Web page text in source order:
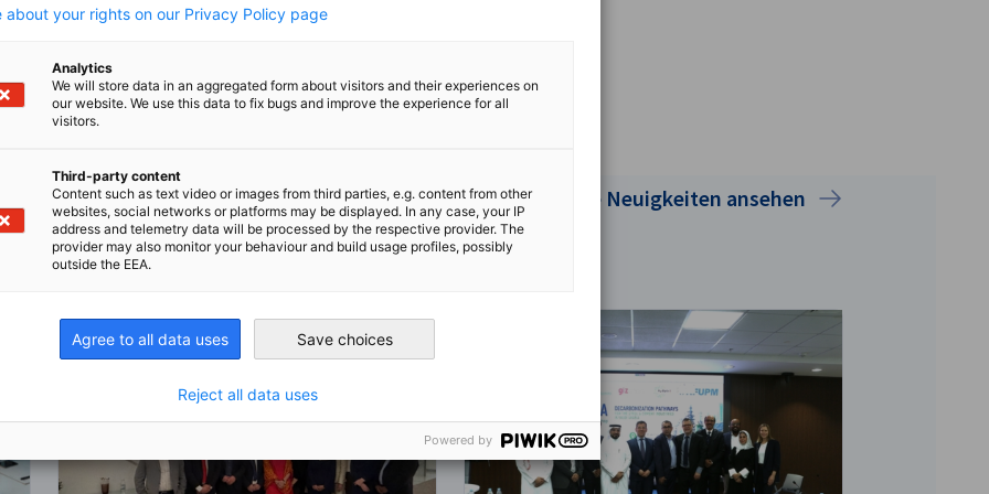
Xing teilenKopiere URL zum Clipboard
Alle Neuigkeiten ansehen
about your rights on our Privacy Policy page
Analytics
We will store data in an aggregated form about visitors and their experiences on
our website. We use this data to fix bugs and improve the experience for all
visitors.
Third-party content
Content such as text video or images from third parties, e.g. content from other
websites, social networks or platforms may be displayed. In any case, your IP
address and telemetry data will be processed by the respective provider. The
provider may also monitor your behaviour and build usage profiles, possibly
outside the EEA.
Agree to all data uses Save choices
Reject all data uses
Powered by